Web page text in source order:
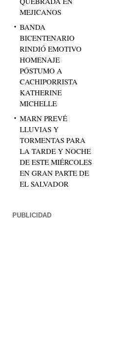
MEJICANOS
BANDA
BICENTENARIO
RINDIÓ EMOTIVO
HOMENAJE
PÓSTUMO A
CACHIPORRISTA
KATHERINE
MICHELLE
MARN PREVÉ
LLUVIAS Y
TORMENTAS PARA
LA TARDE Y NOCHE
DE ESTE MIÉRCOLES
EN GRAN PARTE DE
EL SALVADOR
PUBLICIDAD